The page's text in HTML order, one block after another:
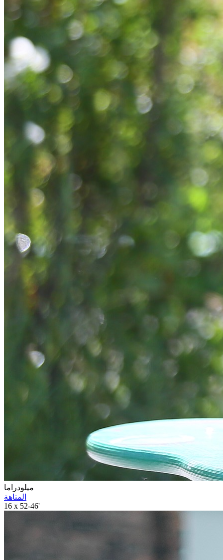
ميلودراما
المتاهة
16 x 52-46'